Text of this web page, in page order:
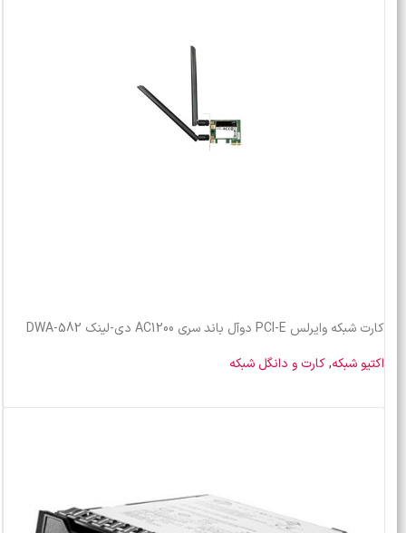
کارت شبکه وایرلس PCI-E دوآل باند سری AC1200 دی-لینک DWA-582
اکتیو شبکه,کارت و دانگل شبکه